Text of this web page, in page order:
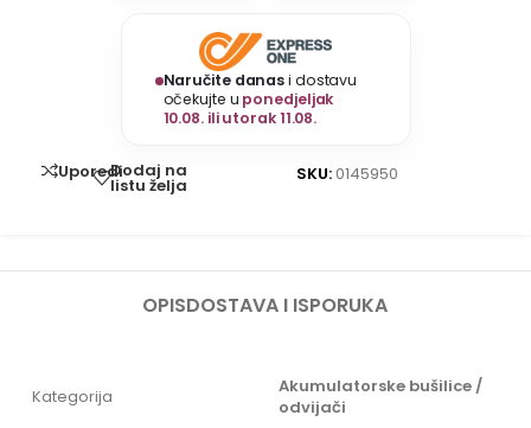
Naručite danasi dostavu
očekujte u ponedjeljak
10.08. ili utorak 11.08.
UporediDodaj na
listu želja
SKU: 0145950
OPISDOSTAVA I ISPORUKA
Kategorija
Akumulatorske bušilice /
odvijači